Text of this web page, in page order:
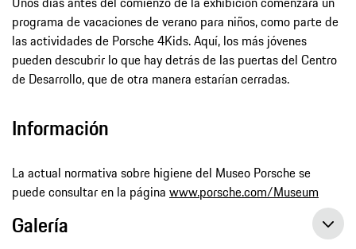
programa de vacaciones de verano para niños, como parte de
las actividades de Porsche 4Kids. Aquí, los más jóvenes
pueden descubrir lo que hay detrás de las puertas del Centro
de Desarrollo, que de otra manera estarían cerradas.
Información
La actual normativa sobre higiene del Museo Porsche se
puede consultar en la página www.porsche.com/Museum
Galería